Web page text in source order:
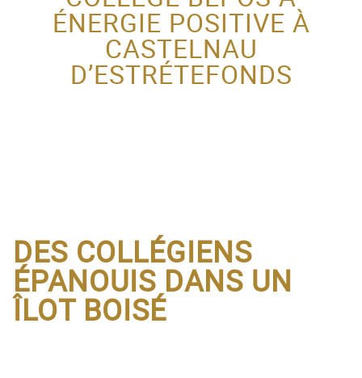
ACTEUR DE LA
PROTECTION DE
L’ENFANCE
ÉNERGIE POSITIVE À
CASTELNAU
D’ESTRÉTEFONDS
DES COLLÉGIENS
ÉPANOUIS DANS UN
ÎLOT BOISÉ